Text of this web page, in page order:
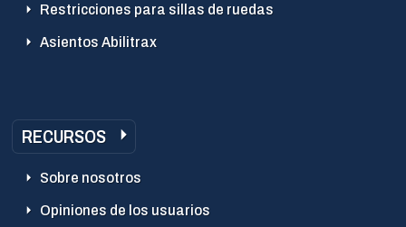
Restricciones para sillas de ruedas
Asientos Abilitrax
RECURSOS
Sobre nosotros
Opiniones de los usuarios